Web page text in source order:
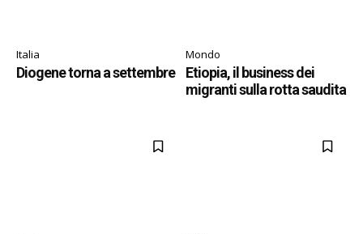
Italia
Diogene torna a settembre
Mondo
Etiopia, il business dei
migranti sulla rotta saudita